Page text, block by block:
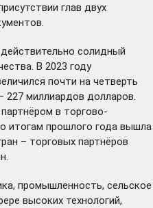
глав двух
солидный
В 2023 году
почти на четверть
227 миллиардов долларов.
в торгово-
итогам прошлого года вышла
– торговых партнёров
промышленность, сельское
высоких технологий,